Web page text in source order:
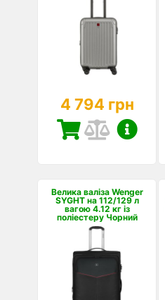
4 794 грн
Велика валіза Wenger
SYGHT на 112/129 л
вагою 4.12 кг із
поліестеру Чорний